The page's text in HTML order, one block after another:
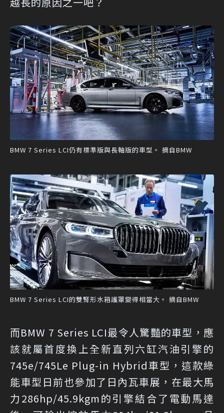
BMW 7 Series LCI仍有標準版與長軸版的車型。 摘自BMW
BMW 7 Series LCI的雙腎形水箱護罩變得相當大。 摘自BMW
而BMW 7 Series LCI最令人驚豔的車型，應
該就屬首度換上全新直列六缸汽油引擎的
745e/745Le Plug-in Hybrid車型，這款綠
能車型日前也參加了日內瓦車展，在最大馬
力286hp/45.9kgm的引擎結合了電動馬達